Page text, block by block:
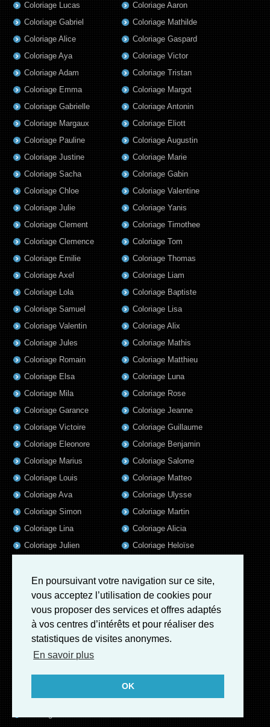
En poursuivant votre navigation sur ce site,
vous acceptez l’utilisation de cookies pour
vous proposer des services et offres adaptés
à vos centres d’intérêts et pour réaliser des
statistiques de visites anonymes.
En savoir plus
OK
Coloriage Lucas
Coloriage Gabriel
Coloriage Alice
Coloriage Aya
Coloriage Adam
Coloriage Emma
Coloriage Gabrielle
Coloriage Aaron
Coloriage Mathilde
Coloriage Gaspard
Coloriage Victor
Coloriage Tristan
Coloriage Margot
Coloriage Antonin
Coloriage Margaux
Coloriage Pauline
Coloriage Justine
Coloriage Sacha
Coloriage Chloe
Coloriage Julie
Coloriage Clement
Coloriage Clemence
Coloriage Emilie
Coloriage Axel
Coloriage Lola
Coloriage Samuel
Coloriage Valentin
Coloriage Jules
Coloriage Romain
Coloriage Elsa
Coloriage Mila
Coloriage Garance
Coloriage Victoire
Coloriage Eleonore
Coloriage Marius
Coloriage Louis
Coloriage Ava
Coloriage Simon
Coloriage Lina
Coloriage Julien
Coloriage Arthur
Coloriage Noe
Coloriage William
Coloriage Eliott
Coloriage Augustin
Coloriage Marie
Coloriage Gabin
Coloriage Valentine
Coloriage Yanis
Coloriage Timothee
Coloriage Tom
Coloriage Thomas
Coloriage Liam
Coloriage Baptiste
Coloriage Lisa
Coloriage Alix
Coloriage Mathis
Coloriage Matthieu
Coloriage Luna
Coloriage Rose
Coloriage Jeanne
Coloriage Guillaume
Coloriage Benjamin
Coloriage Salome
Coloriage Matteo
Coloriage Ulysse
Coloriage Martin
Coloriage Alicia
Coloriage Heloïse
Coloriage Rayan
Coloriage Iris
Coloriage Ambre
Coloriage Charles
Coloriage Oscar
Coloriage Pierre